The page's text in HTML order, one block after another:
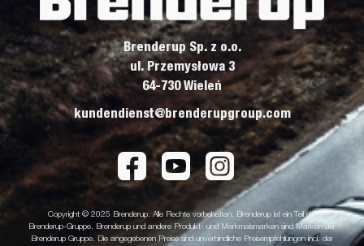
Brenderup Sp. z o.o.
ul. Przemysłowa 3
64-730 Wieleń
kundendienst@brenderupgroup.com
Copyright © 2025 Brenderup. Alle Rechte vorbehalten. Brenderup ist ein Teil der
Brenderup-Gruppe. Brenderup und andere Produkt- und Merkmalsmarken sind Marken der
Brenderup Gruppe. Die angegebenen Preise sind unverbindliche Preisempfehlungen incl. der